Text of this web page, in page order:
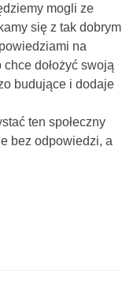
mogli ze
się z tak dobrym
na
dołożyć swoją
budujące i dodaje
ten społeczny
bez odpowiedzi, a